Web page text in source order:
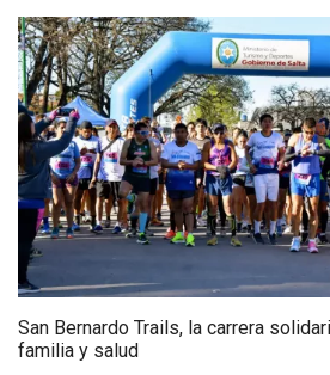
San Bernardo Trails, la carrera
familia y salud